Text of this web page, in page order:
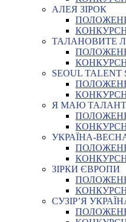
АЛЕЯ ЗІРОК
ТАЛАНОВИТЕ
SEOUL TALENT
Я МАЮ
УКРАЇНА-
ЗІРКИ ЄВРОПИ
СУЗІР’Я